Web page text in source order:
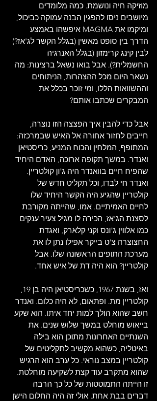
מוזיקה חיה ונושמת. כמה מלומדים
מיושבים ניסו להפגין הבנה עמוקה כביכול,
ומיקמו את MAGMA איפשהו באמצע
הדרך בין סופט מאשין (בגלל הקשר לג'אז?)
לבין קינג קרימזון (בגלל האנרגיה
החשמלית?). אבל בואו נשאל ברצינות: מה
נשאר היום מכל ההצהרות, הניתוחים
וההשוואות הללו, ומי זוכר בכלל את
המבקרים שכתבו אותם?
אבל כדי להבין איך הפצצה הזו נוצרה,
חייבים לחזור אחורה אל האיש שבמרכזה:
המתופף, המלחין והכוח המניע, כריסטיאן
ואנדר. במשך תקופה ארוכה, האדם היחיד
שהפיח חיים בוואנדר היה ג'ון קולטריין.
ואנדר חי לבדו, וכל תקליט חדש של
קולטריין שהגיע היה הקשר היחיד שלו
לחיים האמיתיים. אמו, שהייתה מקורבת
לסצנת הג'אז, הכירה לו מגיל צעיר ענקים
כמו אלווין ג'ונס וקני קלארק, ואגדת
החצוצרה צ'ט בייקר אפילו נתן לו את
מערכת התופים הראשונה שלו. אבל
קולטריין? הוא היה דת של איש אחד.
ואז, בשנת 1967, כשכריסטיאן היה בן 19,
קולטריין מת. ופתאום, לא היה כלום. ואנדר
חשב שהוא הולך למות יחד איתו. הוא שקע
בייאוש מוחלט במשך שלוש שנים. את
השנתיים האחרונות מתוכן הוא בילה
באיטליה, כשהוא מקשיב לתקליטים של
קולטריין במצב נוראי. כל ערב הוא הרגיש
שהוא מתקרב עוד קצת לשקיעה מוחלטת.
זו הייתה התמוטטות של כל כך הרבה
דברים בבת אחת. אולי זה היה החלום הישן